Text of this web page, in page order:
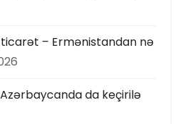
– Ermənistandan nə
Azərbaycanda da keçirilə